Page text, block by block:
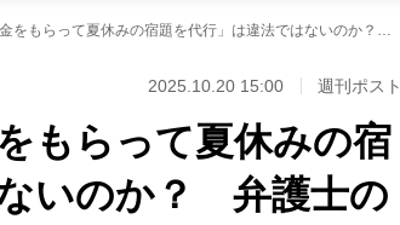
「親戚の子供からお金をもらって夏休みの宿題を代行」は違法ではないのか？ 弁護士の見解「罪に問うのは難しい」が「道義的には止めたほうがいい副業」
2025.10.20 15:00 週刊ポスト
もらって夏休みの宿
いのか？ 弁護士の